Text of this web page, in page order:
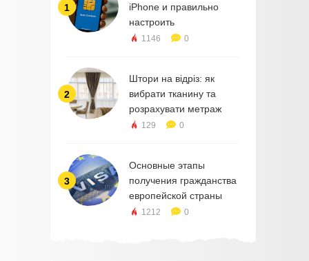
1
iPhone и правильно
настроить
1146 0
2
Штори на відріз: як
вибрати тканину та
розрахувати метраж
129 0
3
Основные этапы
получения гражданства
европейской страны
1212 0